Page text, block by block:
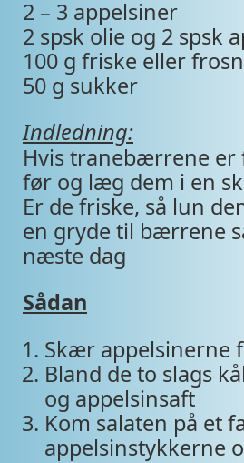
2 – 3 appelsiner
2 spsk olie og 2 spsk
100 g friske eller
50 g sukker
Indledning:
Hvis tranebærrene er
før og læg dem i en
Er de friske, så lun
en gryde til bærrene
næste dag
Sådan
Skær appelsinerne
Bland de to slags
og appelsinsaft
Kom salaten på et
appelsinstykkerne